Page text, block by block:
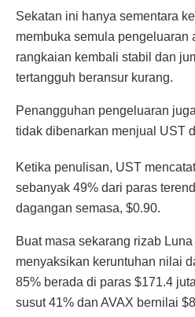
Sekatan ini hanya sementara
membuka semula pengeluaran
rangkaian kembali stabil dan
tertangguh beransur kurang.
Penangguhan pengeluaran
tidak dibenarkan menjual UST
Ketika penulisan, UST
sebanyak 49% dari paras
dagangan semasa, $0.90.
Buat masa sekarang rizab
menyaksikan keruntuhan nilai
85% berada di paras $171.4
susut 41% dan AVAX bernilai